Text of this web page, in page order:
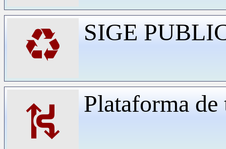
♻ SIGE
⛕ Plataforma de